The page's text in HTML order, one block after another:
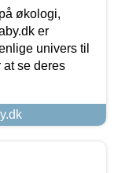
økologi,
er
univers til
at se deres